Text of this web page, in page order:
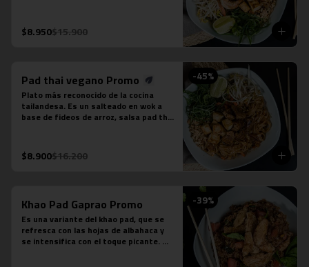
unidades), tofu y pollo.
$8.950$15.900
-45%
Pad thai vegano Promo
Plato más reconocido de la cocina
tailandesa. Es un salteado en wok a
base de fideos de arroz, salsa pad thai
de dragón, tofu y limón sutil. No
contiene salsa de pescado ni salsa de
$8.900$16.200
-39%
Khao Pad Gaprao Promo
Es una variante del khao pad, que se
refresca con las hojas de albahaca y
se intensifica con el toque picante.